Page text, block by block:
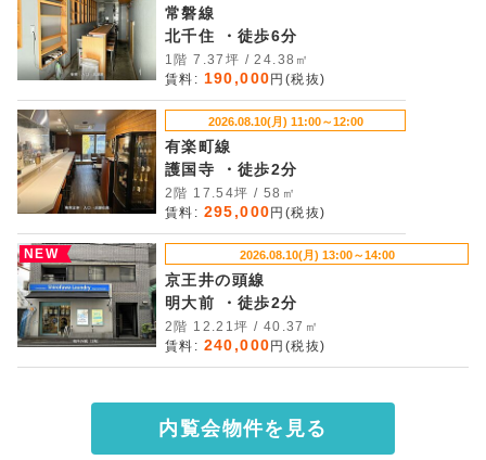
常磐線
北千住 ・徒歩6分
1階 7.37坪 / 24.38㎡
賃料: 190,000 円(税抜)
2026.08.10(月) 11:00～12:00
有楽町線
護国寺 ・徒歩2分
2階 17.54坪 / 58㎡
賃料: 295,000 円(税抜)
NEW 2026.08.10(月) 13:00～14:00
京王井の頭線
明大前 ・徒歩2分
2階 12.21坪 / 40.37㎡
賃料: 240,000 円(税抜)
内覧会物件を見る